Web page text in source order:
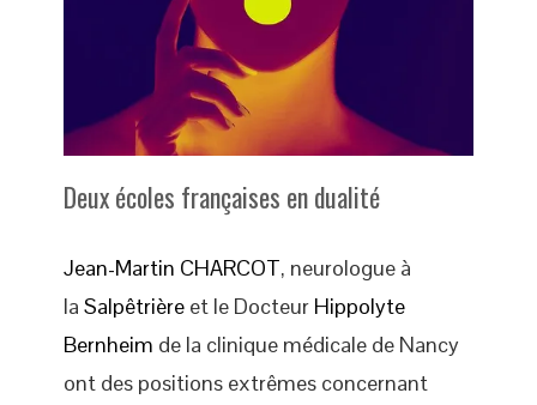
Deux écoles françaises en dualité
Jean-Martin CHARCOT, neurologue à
la Salpêtrièreet le Docteur Hippolyte
Bernheim de la clinique médicale de Nancy
ont des positions extrêmes concernant